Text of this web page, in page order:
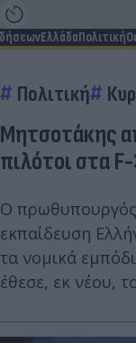
ΕλλάδαΠολιτική
Πολιτική
Μητσοτάκης
πιλότοι στα
O
εκπαίδευση
τα νομικά
έθεσε, εκ νέου,